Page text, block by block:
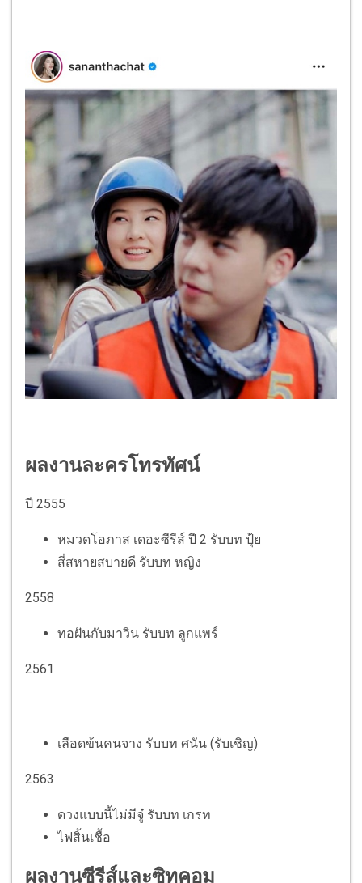
ผลงานละครโทรทัศน์
ปี 2555
หมวดโอภาส เดอะซีรีส์ ปี 2 รับบท ปุ้ย
สี่สหายสบายดี รับบท หญิง
2558
ทอฝันกับมาวิน รับบท ลูกแพร์
2561
เลือดข้นคนจาง รับบท ศนัน (รับเชิญ)
2563
ดวงแบบนี้ไม่มีจู๋ รับบท เกรท
ไฟสิ้นเชื้อ
ผลงานซีรีส์และซิทคอม